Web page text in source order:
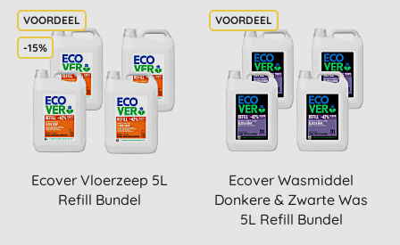
-15%
Ecover Vloerzeep 5L
Refill Bundel
Ecover Wasmiddel
Donkere & Zwarte Was
5L Refill Bundel